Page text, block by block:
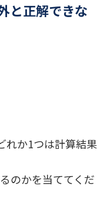
と正解できな
れか1つは計算結果
のかを当ててくだ